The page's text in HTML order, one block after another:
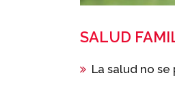
SALUD
La salud no